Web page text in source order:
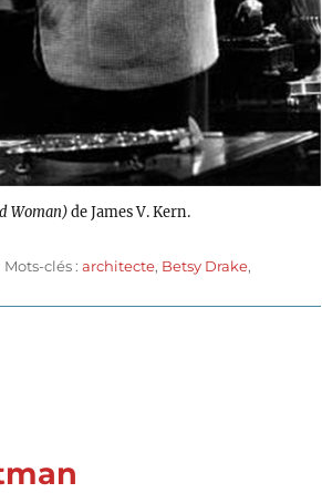
Woman)de James V. Kern.
Étiquettes
Mots-clés :architecte, Betsy Drake,
sur
La
Kern